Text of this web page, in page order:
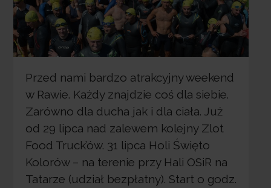
Przed nami bardzo atrakcyjny weekend
w Rawie. Każdy znajdzie coś dla siebie.
Zarówno dla ducha jak i dla ciała. Już
od 29 lipca nad zalewem kolejny Zlot
Food Truck’ów. 31 lipca Holi Święto
Kolorów – na terenie przy Hali OSiR na
Tatarze (udział bezpłatny). Start o godz.